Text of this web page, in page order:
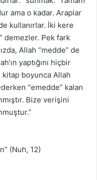
ama o kadar. Araplar
kullanırlar. İki kere
demezler. Pek fark
Allah “medde” de
yaptığını hiçbir
kitap boyunca Allah
“emedde” kalan
Bize verişini
(Nuh, 12)